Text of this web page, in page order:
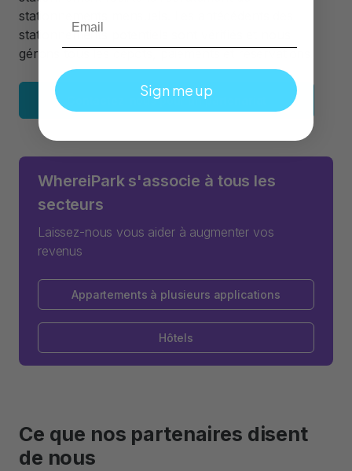
stationnements mensuels. Les antécédents des
stationnements potentiels sont vérifiés et nous
gérons tous les dépôts, paiements et réservations.
Contactez-nous pour un partenariat
WhereiPark s'associe à tous les
secteurs
Laissez-nous vous aider à augmenter vos
revenus
Appartements à plusieurs applications
Hôtels
Ce que nos partenaires disent
de nous
Sign me up